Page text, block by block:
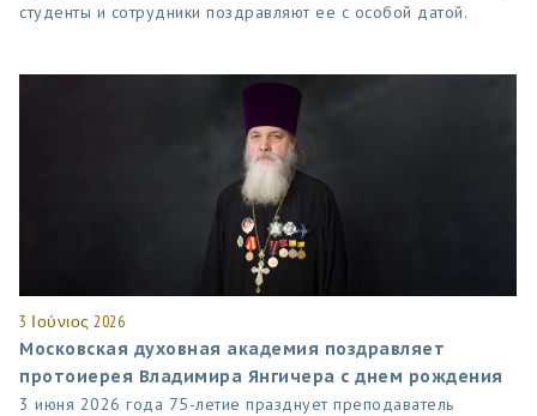
студенты и сотрудники поздравляют ее с особой датой.
3 Ιούνιος 2026
Московская духовная академия поздравляет
протоиерея Владимира Янгичера с днем рождения
3 июня 2026 года 75-летие празднует преподаватель